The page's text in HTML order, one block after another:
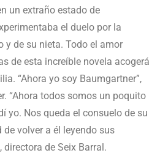
un extraño estado de
el duelo por la
y de su nieta. Todo el amor
de esta increíble novela acogerá
“Ahora yo soy Baumgartner”,
“Ahora todos somos un poquito
yo. Nos queda el consuelo de su
volver a él leyendo sus
directora de Seix Barral.